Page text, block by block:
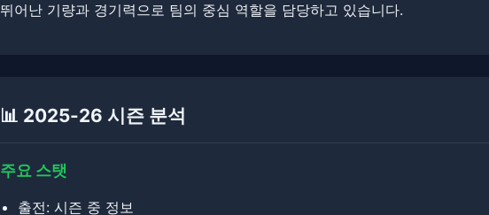
뛰어난 기량과 경기력으로 팀의 중심 역할을 담당하고 있습니다.
📊 2025-26 시즌 분석
주요 스탯
출전: 시즌 중 정보